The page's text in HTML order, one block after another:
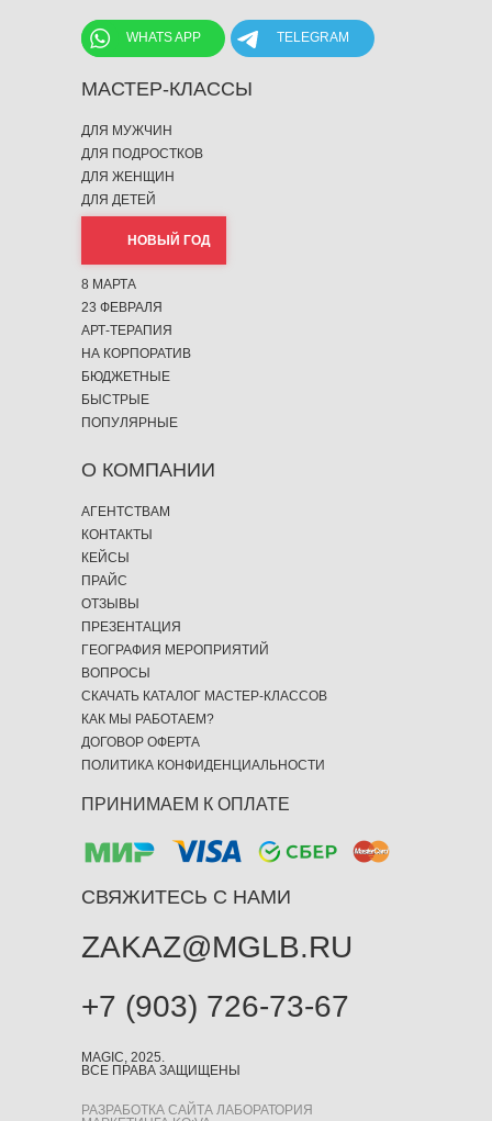
MAGIC, 2025.
ВСЕ ПРАВА ЗАЩИЩЕНЫ
РАЗРАБОТКА САЙТА ЛАБОРАТОРИЯ
TELEGRAM
МАСТЕР-КЛАССЫ
WHATS APP
О КОМПАНИИ
ПРИНИМАЕМ К ОПЛАТЕ
ДЛЯ МУЖЧИН
ДЛЯ ПОДРОСТКОВ
ДЛЯ ЖЕНЩИН
ДЛЯ ДЕТЕЙ
НОВЫЙ ГОД
8 МАРТА
23 ФЕВРАЛЯ
АРТ-ТЕРАПИЯ
НА КОРПОРАТИВ
БЮДЖЕТНЫЕ
БЫСТРЫЕ
ПОПУЛЯРНЫЕ
СВЯЖИТЕСЬ С НАМИ
+7 (903) 726-73-67
ZAKAZ@MGLB.RU
АГЕНТСТВАМ
КОНТАКТЫ
КЕЙСЫ
ПРАЙС
ОТЗЫВЫ
ПРЕЗЕНТАЦИЯ
ГЕОГРАФИЯ МЕРОПРИЯТИЙ
ВОПРОСЫ
СКАЧАТЬ КАТАЛОГ МАСТЕР-КЛАССОВ
КАК МЫ РАБОТАЕМ?
ДОГОВОР ОФЕРТА
ПОЛИТИКА КОНФИДЕНЦИАЛЬНОСТИ